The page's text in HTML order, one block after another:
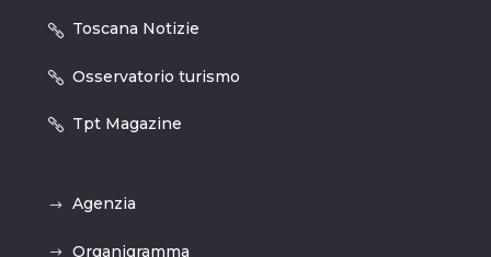
Toscana Notizie
Osservatorio turismo
Tpt Magazine
Agenzia
Organigramma